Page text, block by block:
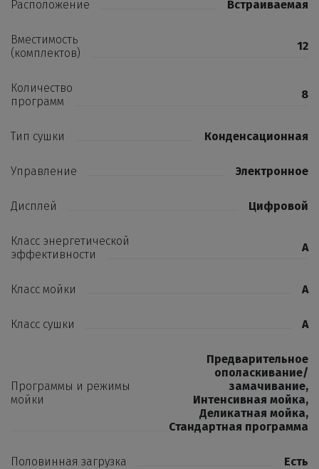
Расположение Встраиваемая
Вместимость
(комплектов)
12
Количество
программ
8
Тип сушки Конденсационная
Управление Электронное
Дисплей Цифровой
Класс энергетической
эффективности
A
Класс мойки A
Класс сушки A
Программы и режимы
мойки
Предварительное
ополаскивание/
замачивание,
Интенсивная мойка,
Деликатная мойка,
Стандартная программа
Половинная загрузка Есть